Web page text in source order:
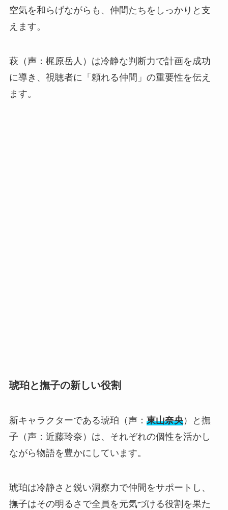
空気を和らげながらも、仲間たちをしっかりと支
えます。
萩（声：梶原岳人）は冷静な判断力で計画を成功
に導き、視聴者に「頼れる仲間」の重要性を伝え
ます。
琥珀と撫子の新しい役割
新キャラクターである琥珀（声： 東山奈央）と撫
子（声：近藤玲奈）は、それぞれの個性を活かし
ながら物語を豊かにしています。
琥珀は冷静さと鋭い洞察力で仲間をサポートし、
撫子はその明るさで全員を元気づける役割を果た